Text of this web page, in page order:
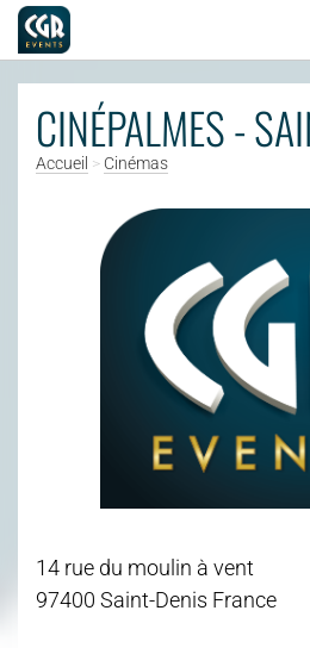
Aller au contenu principal
CINÉPALMES -
Accueil > Cinémas
14 rue du moulin à vent
97400 Saint-Denis France